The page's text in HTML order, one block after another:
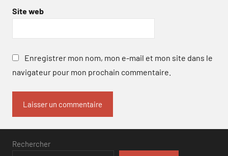
Site web
Enregistrer mon nom, mon e-mail et mon site dans le
navigateur pour mon prochain commentaire.
Rechercher